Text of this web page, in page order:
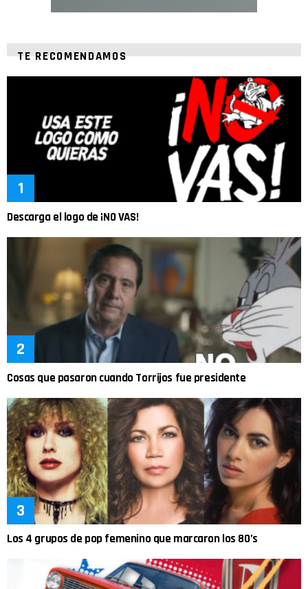
TE RECOMENDAMOS
Descarga el logo de ¡NO VAS!
Cosas que pasaron cuando Torrijos fue presidente
Los 4 grupos de pop femenino que marcaron los 80’s